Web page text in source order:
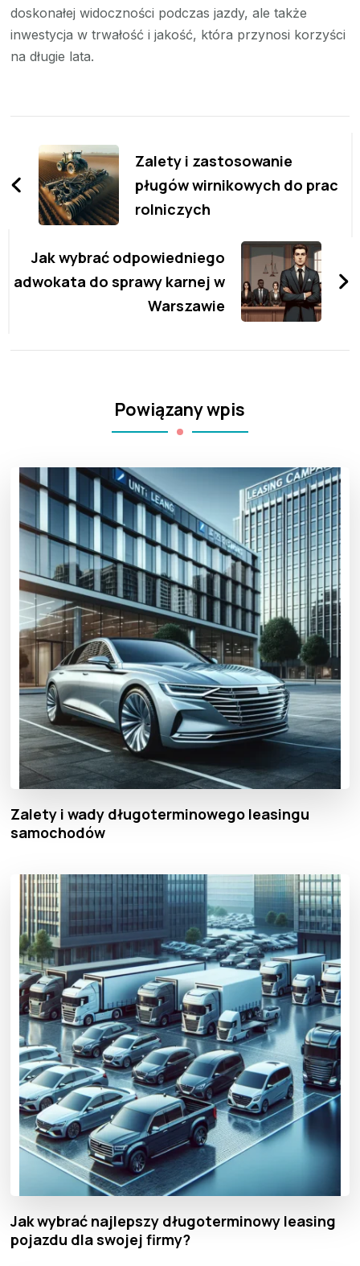
doskonałej widoczności podczas jazdy, ale także
inwestycja w trwałość i jakość, która przynosi korzyści
na długie lata.
wpisy
Zalety i zastosowanie
pługów wirnikowych do prac
rolniczych
Jak wybrać odpowiedniego
adwokata do sprawy karnej w
Warszawie
Powiązany wpis
Zalety i wady długoterminowego leasingu
samochodów
Jak wybrać najlepszy długoterminowy leasing
pojazdu dla swojej firmy?